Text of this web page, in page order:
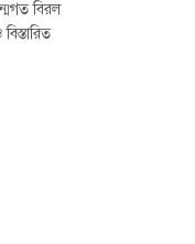
বিরল